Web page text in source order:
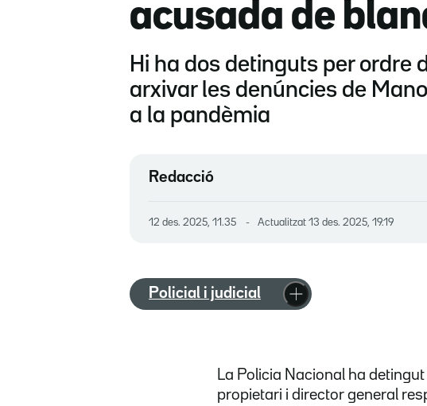
acusada de
Hi ha dos detinguts per ordre
arxivar les denúncies de
a la pandèmia
Redacció
12 des. 2025, 11.35 Actualitzat 13 des. 2025, 19.19
Policial i judicial
La Policia Nacional ha
propietari i director general